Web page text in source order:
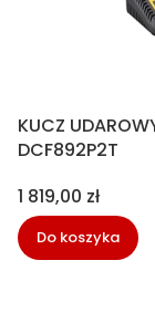
KUCZ
DCF892P2T
Cena
1 819,00 zł
Do koszyka